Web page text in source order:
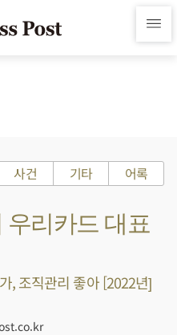
사건 기타 어록
우리카드 대표
, 조직관리 좋아 [2022년]